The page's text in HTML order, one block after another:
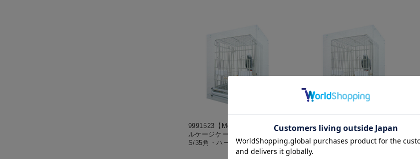
9991523【More Style】アクリ
ルケージケースSLIM・扉なし
S/35角・ハートフルL用
9991881【More Style】アクリ
ルケージケースSLIM・扉なし
M/35オウム・35手乗り用